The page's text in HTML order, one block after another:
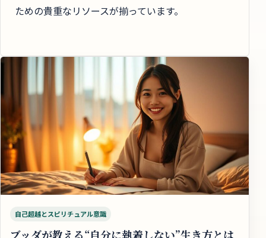
ための貴重なリソースが揃っています。
自己超越とスピリチュアル意識
ブッダが教える“自分に執着しない”生き方とは